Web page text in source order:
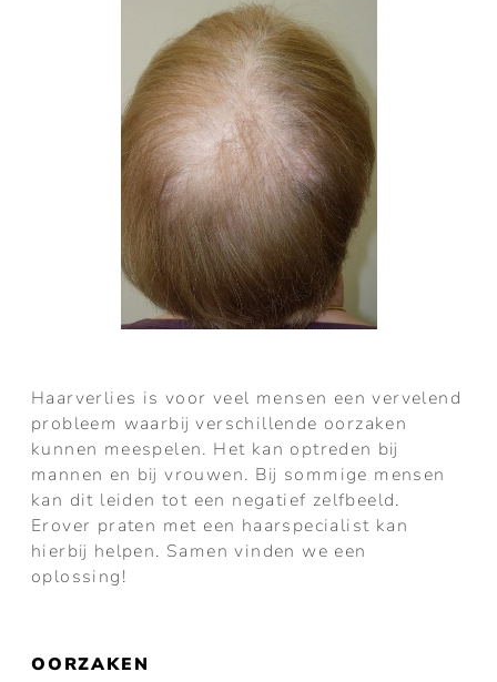
Haarverlies is voor veel mensen een vervelend
probleem waarbij verschillende oorzaken
kunnen meespelen. Het kan optreden bij
mannen en bij vrouwen. Bij sommige mensen
kan dit leiden tot een negatief zelfbeeld.
Erover praten met een haarspecialist kan
hierbij helpen. Samen vinden we een
oplossing!
OORZAKEN